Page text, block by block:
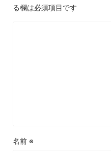
る欄は必須項目です
名前 ※